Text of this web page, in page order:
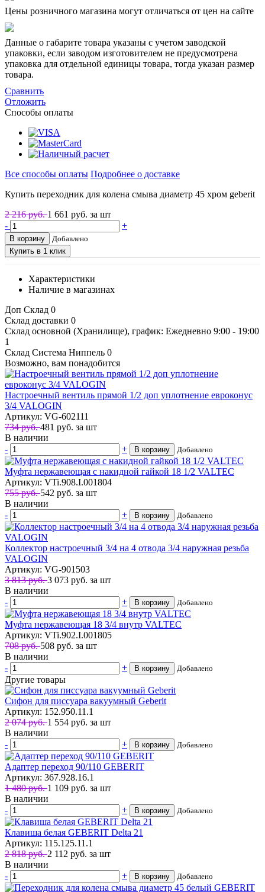
Цены розничного магазина могут отличаться от цен на сайте
Данные о габарите товара указаны с учетом заводской
упаковки, если заводом изготовителем не предусмотрена
упаковка для отдельной единицы товара, тогда указан размер
товара.
Сравнить
Отложить
Способы оплаты
Все способы оплаты Подробнее о доставке
Купить переходник для колена смыва диаметр 45 хром geberit
2 216 руб.1 661 руб. за шт
-
+
В корзину
Добавлено
Купить в 1 клик
Характеристики
Наличие в магазинах
Доп Склад 0
Склад доставки 0
Склад основной (Хранилище), график: Ежедневно 9:00 - 19:00
1
Склад Система Ниппель 0
Возможно, вам понадобится
Настроечный вентиль прямой 1/2 доп уплотнение евроконус
3/4 VALOGIN
Артикул: VG-602111
734 руб.481 руб. за шт
В наличии
-
+ В корзину Добавлено
Муфта нержавеющая с накидной гайкой 18 1/2 VALTEC
Артикул: VTi.908.I.001804
755 руб.542 руб. за шт
В наличии
-
+ В корзину Добавлено
Коллектор настроечный 3/4 на 4 отвода 3/4 наружная резьба
VALOGIN
Артикул: VG-901503
3 813 руб.3 073 руб. за шт
В наличии
-
+ В корзину Добавлено
Муфта нержавеющая 18 3/4 внутр VALTEC
Артикул: VTi.902.I.001805
708 руб.508 руб. за шт
В наличии
-
+ В корзину Добавлено
Другие товары
Сифон для писсуара вакуумный Geberit
Артикул: 152.950.11.1
2 074 руб.1 554 руб. за шт
В наличии
-
+ В корзину Добавлено
Адаптер переход 90/110 GEBERIT
Артикул: 367.928.16.1
1 480 руб.1 109 руб. за шт
В наличии
-
+ В корзину Добавлено
Клавиша белая GEBERIT Delta 21
Артикул: 115.125.11.1
2 818 руб.2 112 руб. за шт
В наличии
-
+ В корзину Добавлено